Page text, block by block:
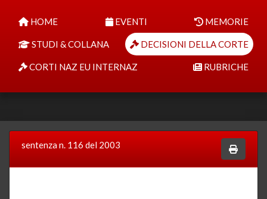
HOME EVENTI MEMORIE
STUDI & COLLANA DECISIONI DELLA CORTE
CORTI NAZ EU INTERNAZ RUBRICHE
sentenza n. 116 del 2003